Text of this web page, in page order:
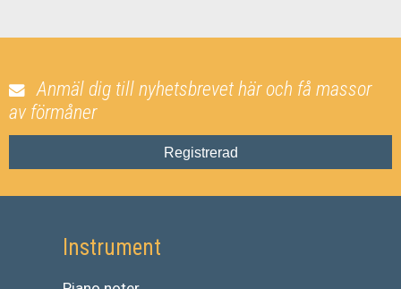
Anmäl dig till nyhetsbrevet här och få massor
av förmåner
Registrerad
Instrument